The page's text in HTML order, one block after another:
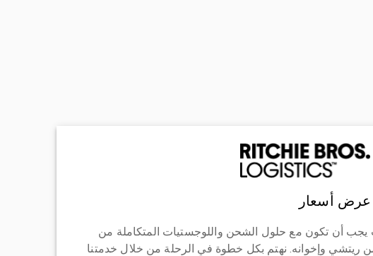
أسعار
يجب أن تكون مع حلول الشحن واللوجستيات المتكاملة من
ريتشي وإخوانه. نهتم بكل خطوة في الرحلة من خلال خدمتنا